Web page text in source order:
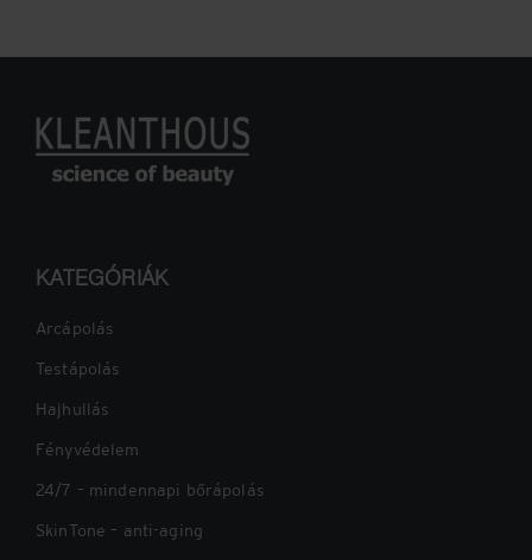
KATEGÓRIÁK
Arcápolás
Testápolás
Hajhullás
Fényvédelem
24/7 – mindennapi bőrápolás
SkinTone – anti-aging